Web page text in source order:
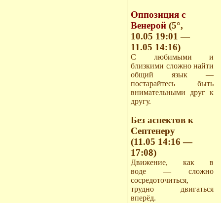
Оппозиция с
Венерой(5°,
10.05 19:01 —
11.05 14:16)
С любимыми и
близкими сложно найти
общий язык —
постарайтесь быть
внимательными друг к
другу.
Без аспектов к
Септенеру
(11.05 14:16 —
17:08)
Движение, как в
воде — сложно
сосредоточиться,
трудно двигаться
вперёд.